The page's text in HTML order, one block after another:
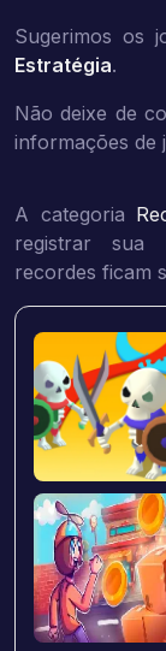
Sugerimos os
Estratégia.
Não deixe de
informações de
A categoria
registrar sua
recordes ficam